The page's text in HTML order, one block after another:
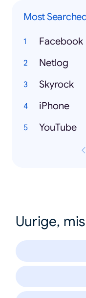
Most
Facebook
Netlog
Skyrock
iPhone
YouTube
Uurige,